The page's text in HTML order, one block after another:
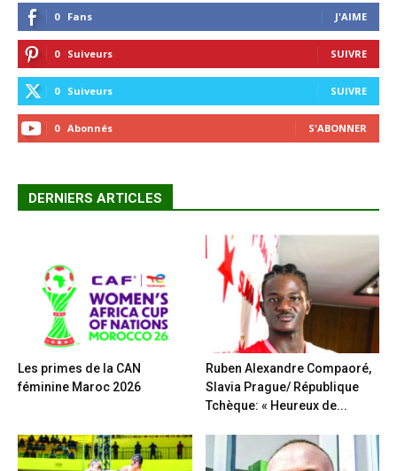
0 Fans J'AIME
0 Suiveurs SUIVRE
0 Suiveurs SUIVRE
0 Abonnés S'ABONNER
DERNIERS ARTICLES
Les primes de la CAN
féminine Maroc 2026
Ruben Alexandre Compaoré,
Slavia Prague/ République
Tchèque: « Heureux de...